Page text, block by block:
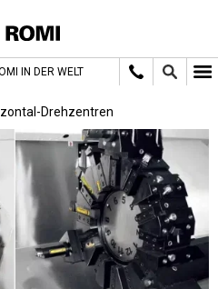
IN DER WELT
Drehzentren